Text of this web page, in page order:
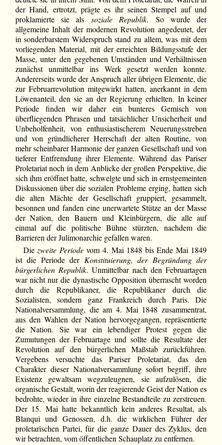
der Hand, ertrotzt, prägte es ihr seinen Stempel auf und
proklamierte sie als soziale Republik. So wurde der
allgemeine Inhalt der modernen Revolution angedeutet, der
in sonderbarstem Widerspruch stand zu allem, was mit dem
vorliegenden Material, mit der erreichten Bildungsstufe der
Masse, unter den gegebenen Umständen und Verhältnissen
zunächst unmittelbar ins Werk gesetzt werden konnte.
Andererseits wurde der Anspruch aller übrigen Elemente, die
zur Februarrevolution mitgewirkt hatten, anerkannt in dem
Löwenanteil, den sie an der Regierung erhielten. In keiner
Periode finden wir daher ein bunteres Gemisch von
überfliegenden Phrasen und tatsächlicher Unsicherheit und
Unbeholfenheit, von enthusiastischerem Neuerungsstreben
und von gründlicherer Herrschaft der alten Routine, von
mehr scheinbarer Harmonie der ganzen Gesellschaft und von
tieferer Entfremdung ihrer Elemente. Während das Pariser
Proletariat noch in dem Anblicke der großen Perspektive, die
sich ihm eröffnet hatte, schwelgte und sich in ernstgemeinten
Diskussionen über die sozialen Probleme erging, hatten sich
die alten Mächte der Gesellschaft gruppiert, gesammelt,
besonnen und fanden eine unerwartete Stütze an der Masse
der Nation, den Bauern und Kleinbürgern, die alle auf
einmal auf die politische Bühne stürzten, nachdem die
Barrieren der Julimonarchie gefallen waren.
Diezweite Periodevom 4. Mai 1848 bis Ende Mai 1849
ist die Periode der Konstituierung, der Begründung der
bürgerlichen Republik. Unmittelbar nach den Februartagen
war nicht nur die dynastische Opposition überrascht worden
durch die Republikaner, die Republikaner durch die
Sozialisten, sondern ganz Frankreich durch Paris. Die
Nationalversammlung, die am 4. Mai 1848 zusammentrat,
aus den Wahlen der Nation hervorgegangen, repräsentierte
die Nation. Sie war ein lebendiger Protest gegen die
Zumutungen der Februartage und sollte die Resultate der
Revolution auf den bürgerlichen Maßstab zurückführen.
Vergebens versuchte das Pariser Proletariat, das den
Charakter dieser Nationalversammlung sofort begriff, ihre
Existenz gewaltsam wegzuleugnen, sie aufzulösen, die
organische Gestalt, worin der reagierende Geist der Nation es
bedrohte, wieder in ihre einzelne Bestandteile zu zerstreuen.
Der 15. Mai hatte bekanntlich kein anderes Resultat, als
Blanqui und Genossen, d.h. die wirklichen Führer der
proletarischen Partei, für die ganze Dauer des Zyklus, den
wir betrachten, vom öffentlichen Schauplatz zu entfernen.